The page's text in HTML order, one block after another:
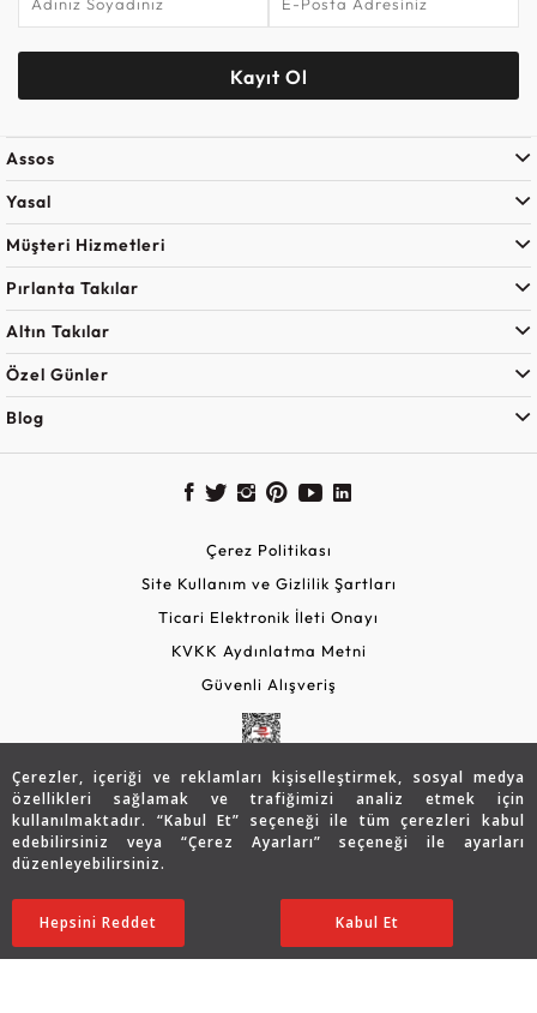
Çerezler, içeriği ve reklamları kişiselleştirmek, sosyal medya
özellikleri sağlamak ve trafiğimizi analiz etmek için
kullanılmaktadır. “Kabul Et” seçeneği ile tüm çerezleri kabul
edebilirsiniz veya “Çerez Ayarları” seçeneği ile ayarları
düzenleyebilirsiniz.
Ayarları Düzenle
Hepsini Reddet Kabul Et
25.344 TL
20.288TL SATIN ALIN
Kayıt Ol
Assos
Yasal
Müşteri Hizmetleri
Pırlanta Takılar
Altın Takılar
Özel Günler
Blog
Çerez Politikası
Site Kullanım ve Gizlilik Şartları
Ticari Elektronik İleti Onayı
KVKK Aydınlatma Metni
Güvenli Alışveriş
Copyright © 2026 Assos Pırlanta - Bu sitenin tüm hakları